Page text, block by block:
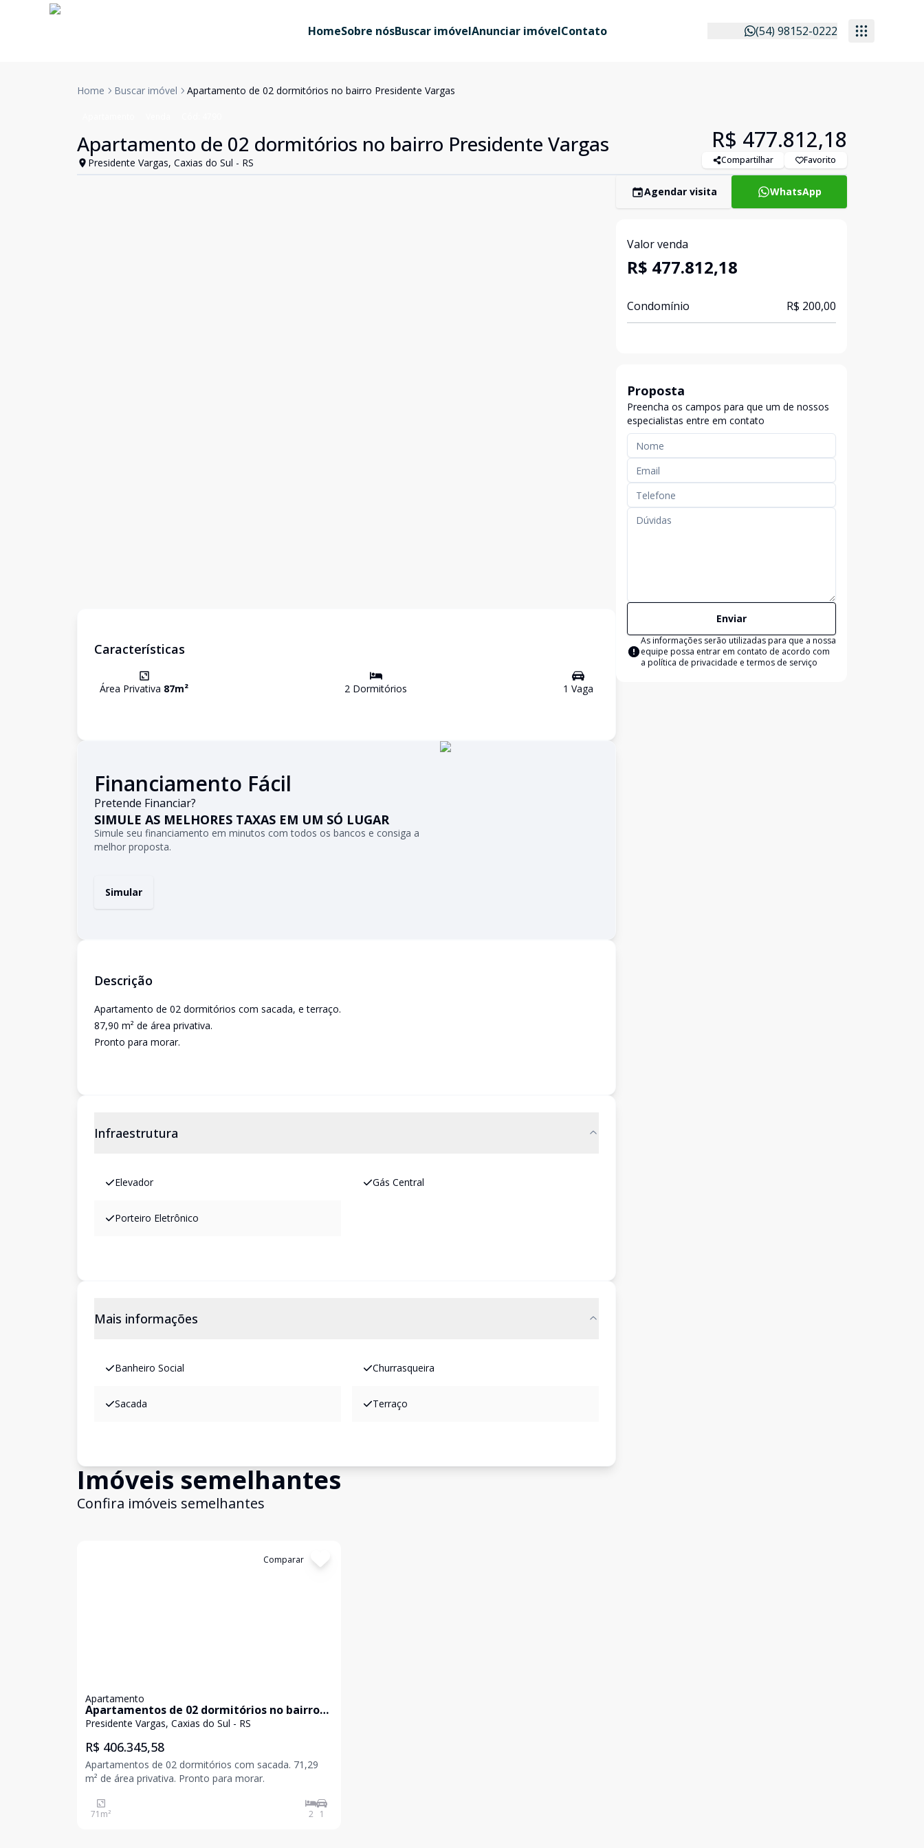
HomeSobre nósBuscar imóvelAnunciar imóvelContato (54) 98152-0222
Home Buscar imóvel Apartamento de 02 dormitórios no bairro Presidente Vargas
Apartamento de 02 dormitórios no bairro Presidente Vargas
Presidente Vargas, Caxias do Sul - RS
R$ 477.812,18
Compartilhar Favorito
Características
Área Privativa 87m² 2 Dormitórios 1 Vaga
Financiamento Fácil
Pretende Financiar?
SIMULE AS MELHORES TAXAS EM UM SÓ LUGAR
Simule seu financiamento em minutos com todos os bancos e consiga a
melhor proposta.
Simular
Descrição
Apartamento de 02 dormitórios com sacada, e terraço.
87,90 m² de área privativa.
Pronto para morar.
Infraestrutura
Elevador Gás Central
Porteiro Eletrônico
Mais informações
Banheiro Social Churrasqueira
Sacada Terraço
Imóveis semelhantes
Confira imóveis semelhantes
Comparar
Apartamento
Apartamentos de 02 dormitórios no bairro
Presidente Vargas
Presidente Vargas, Caxias do Sul - RS
R$ 406.345,58
Apartamentos de 02 dormitórios com sacada. 71,29
m² de área privativa. Pronto para morar.
71 m² 2 1
Agendar visita WhatsApp
Valor venda
R$ 477.812,18
Condomínio R$ 200,00
Proposta
Preencha os campos para que um de nossos
especialistas entre em contato
Enviar
As informações serão utilizadas para que a nossa
equipe possa entrar em contato de acordo com
a política de privacidade e termos de serviço